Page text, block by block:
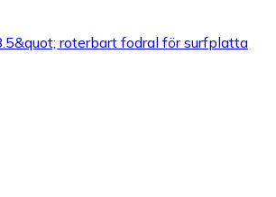
roterbart fodral för surfplatta